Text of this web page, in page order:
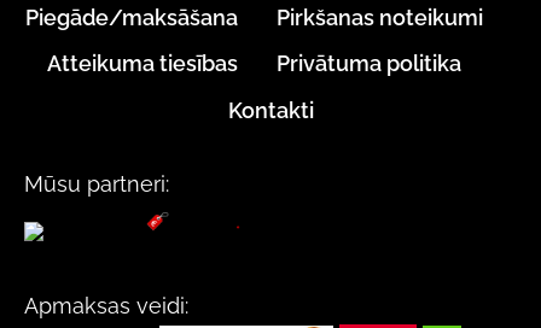
Piegāde/maksāšana
Pirkšanas noteikumi
Atteikuma tiesības
Privātuma politika
Kontakti
Mūsu partneri:
Apmaksas veidi: